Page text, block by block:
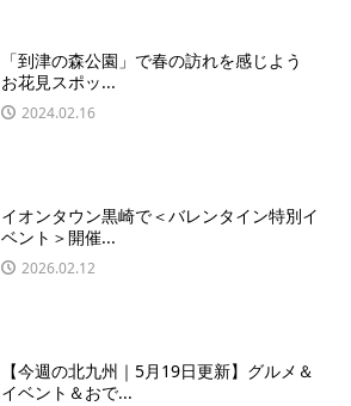
「到津の森公園」で春の訪れを感じよう
お花見スポッ...
2024.02.16
イオンタウン黒崎で＜バレンタイン特別イ
ベント＞開催...
2026.02.12
【今週の北九州｜5月19日更新】グルメ＆
イベント＆おで...